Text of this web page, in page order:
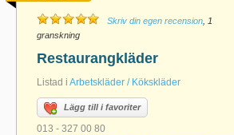
Skriv din egen recension , 1
granskning
Restaurangkläder
Listad i Arbetskläder / Kökskläder
Lägg till i favoriter
013 - 327 00 80